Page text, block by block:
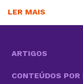
seu cadastro e
LER MAIS
ARTIGOS
CONTEÚDOS POR